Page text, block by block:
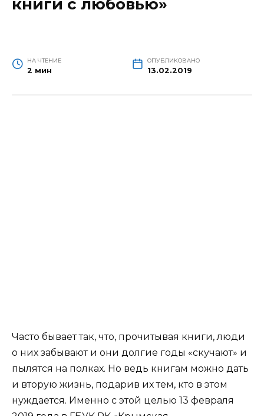
книги с любовью»
НА ЧТЕНИЕ
2 мин
ОПУБЛИКОВАНО
13.02.2019
Часто бывает так, что, прочитывая книги, люди
о них забывают и они долгие годы «скучают» и
пылятся на полках. Но ведь книгам можно дать
и вторую жизнь, подарив их тем, кто в этом
нуждается. Именно с этой целью 13 февраля